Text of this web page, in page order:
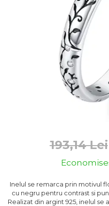
Bijuterii argint placat cu aur
Bijuterii argint cu diverse
Bijuterii argint cu murano
Bijuterii gotice si rock
Bijuterii Handmade
Bijuterii fantezie
Casete si cutii de bijuterii
Bijuterii tungsten
bijuterii argint193,14 Lei
Inelul se remarca prin motivul
cu negru pentru contrast si
Realizat din argint 925, inelul se